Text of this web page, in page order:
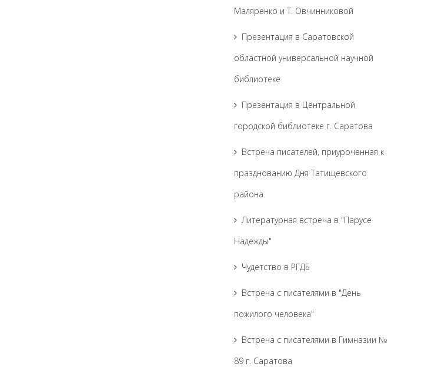
Маляренко и Т. Овчинниковой
Презентация в Саратовской
областной универсальной научной
библиотеке
Презентация в Центральной
городской библиотеке г. Саратова
Встреча писателей, приуроченная к
празднованию Дня Татищевского
района
Литературная встреча в "Парусе
Надежды"
Чудетство в РГДБ
Встреча с писателями в "День
пожилого человека"
Встреча с писателями в Гимназии №
89 г. Саратова